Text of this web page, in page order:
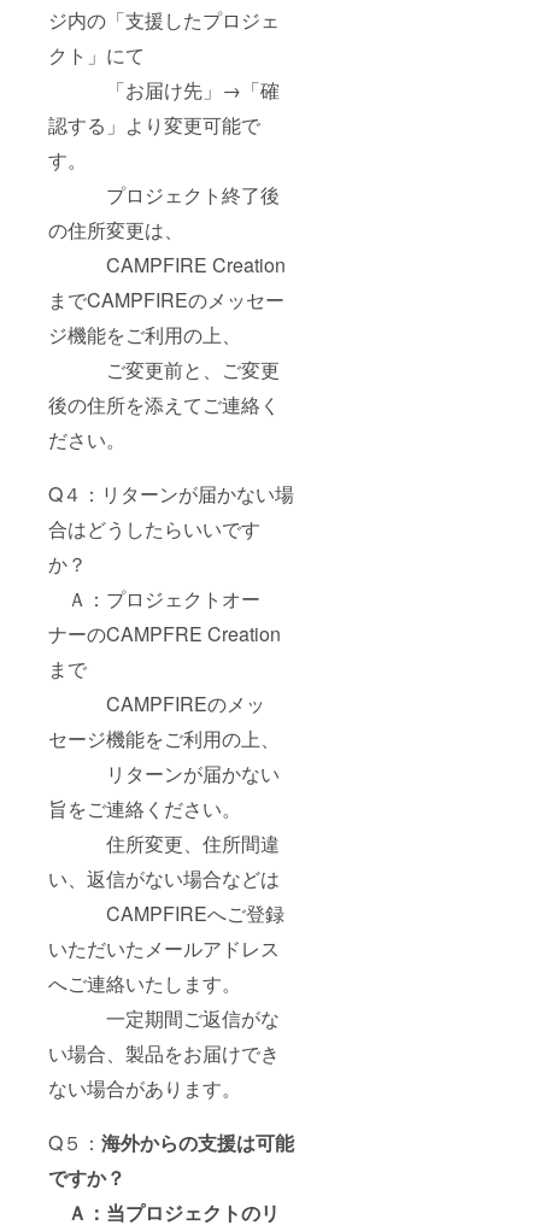
ジ内の「支援したプロジェ
クト」にて
「お届け先」→「確
認する」より変更可能で
す。
プロジェクト終了後
の住所変更は、
CAMPFIRE Creation
までCAMPFIREのメッセー
ジ機能をご利用の上、
ご変更前と、ご変更
後の住所を添えてご連絡く
ださい。
Q４：リターンが届かない場
合はどうしたらいいです
か？
Ａ：プロジェクトオー
ナーのCAMPFRE Creation
まで
CAMPFIREのメッ
セージ機能をご利用の上、
リターンが届かない
旨をご連絡ください。
住所変更、住所間違
い、返信がない場合などは
CAMPFIREへご登録
いただいたメールアドレス
へご連絡いたします。
一定期間ご返信がな
い場合、製品をお届けでき
ない場合があります。
Q５： 海外からの支援は可能
ですか？
Ａ：当プロジェクトのリ